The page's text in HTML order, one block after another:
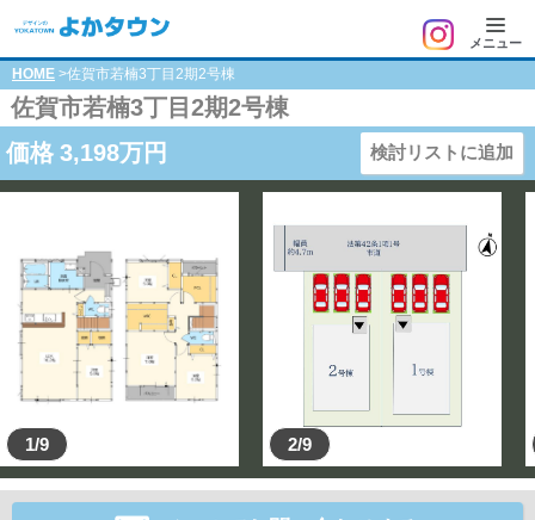
メニュー
HOME >佐賀市若楠3丁目2期2号棟
佐賀市若楠3丁目2期2号棟
価格 3,198万円 検討リストに追加
1/9 2/9